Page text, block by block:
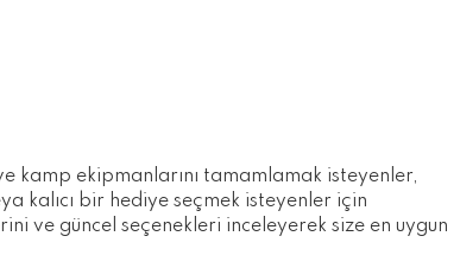
kamp ekipmanlarını tamamlamak isteyenler,
kalıcı bir hediye seçmek isteyenler için
ve güncel seçenekleri inceleyerek size en uygun